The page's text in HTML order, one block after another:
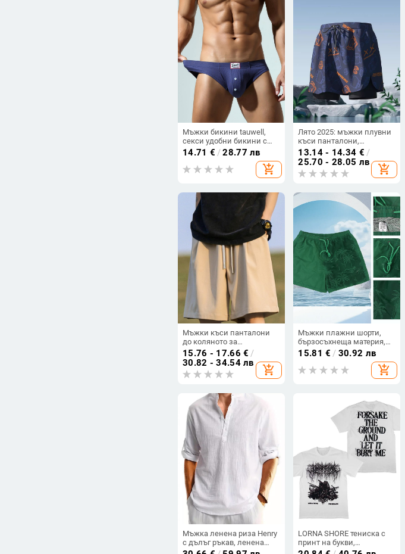
Мъжки бикини tauwell,
секси удобни бикини с
джобове, младежки
клинове, европейски и
американски стил,
горещи продажби през
14.71 € /28.77 лв
add_shopping_cart
Лято 2025: мъжки плувни
къси панталони,
двуслоен дизайн за
скромност, дължина до
коляното
13.14 - 14.34 € /
25.70 - 28.05 лв
add_shopping_cart
Мъжки къси панталони
до коляното за
ежедневие, летен ретро
плажен стил, свободен
крой, памук-полиестер
плат
15.76 - 17.66 € /
30.82 - 34.54 лв
add_shopping_cart
Мъжки плажни шорти,
бързосъхнеща материя,
3/4 дължина, промяна на
цвета при намокряне,
полиестер
15.81 € / 30.92 лв
add_shopping_cart
Мъжка ленена риза Henry
с дълъг ръкав, ленена
риза, плажна йога,
LORNA SHORE тениска с
принт на букви,
абстрактен дизайн,